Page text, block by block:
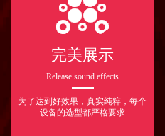
完美展示
Release sound effects
为了达到好效果，真实纯粹，每个
设备的选型都严格要求